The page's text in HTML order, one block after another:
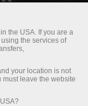
the USA. If you are a
the services of
your location is not
leave the website